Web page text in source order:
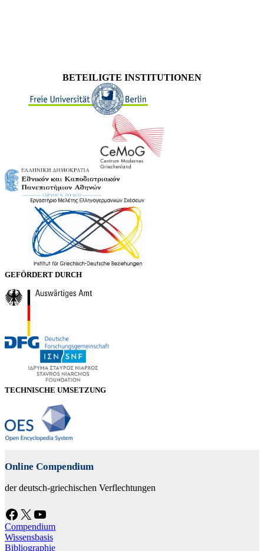
BETEILIGTE INSTITUTIONEN
GEFÖRDERT DURCH
TECHNISCHE UMSETZUNG
Online Compendium
der deutsch-griechischen Verflechtungen
Facebook X YouTube
Compendium
Wissensbasis
Bibliographie